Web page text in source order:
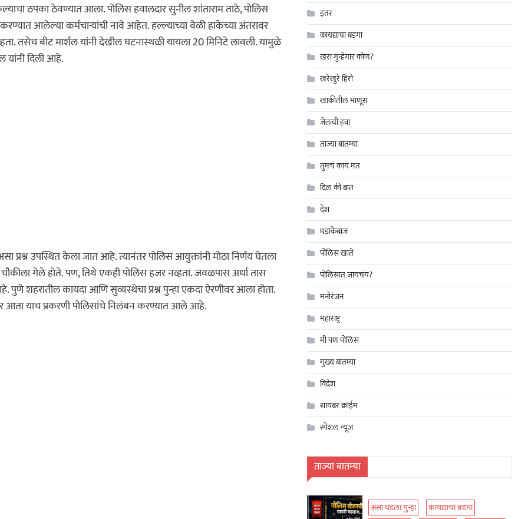
ठपका ठेवण्यात आला. पोलिस हवालदार सुनील शांताराम ताठे, पोलिस
आलेल्या कर्मचाऱ्यांची नावे आहेत. हल्ल्याच्या वेळी हाकेच्या अंतरावर
तसेच बीट मार्शल यांनी देखील घटनास्थळी यायला 20 मिनिटे लावली. यामुळे
यांनी दिली आहे.
उपस्थित केला जात आहे. त्यानंतर पोलिस आयुक्तांनी मोठा निर्णय घेतला
गेले होते. पण, तिथे एकही पोलिस हजर नव्हता. जवळपास अर्धा तास
शहरातील कायदा आणि सुव्यस्थेचा प्रश्न पुन्हा एकदा ऐरणीवर आला होता.
आता याच प्रकरणी पोलिसांचे निलंबन करण्यात आले आहे.
इतर
कायद्याचा बडगा
खरा गुन्हेगार कोण?
खरेखुरे हिरो
खाकीतील माणूस
जेलची हवा
ताज्या बातम्या
तुमचं काय मत
दिल की बात
देश
धडाकेबाज
पोलिस खाते
पोलिसात जायचंय?
मनोरंजन
महाराष्ट्र
मी पण पोलिस
मुख्य बातम्या
विदेश
सायबर क्राईम
स्पेशल न्यूज
ताज्या बातम्या
असा घडला गुन्हा
कायद्याचा बडगा